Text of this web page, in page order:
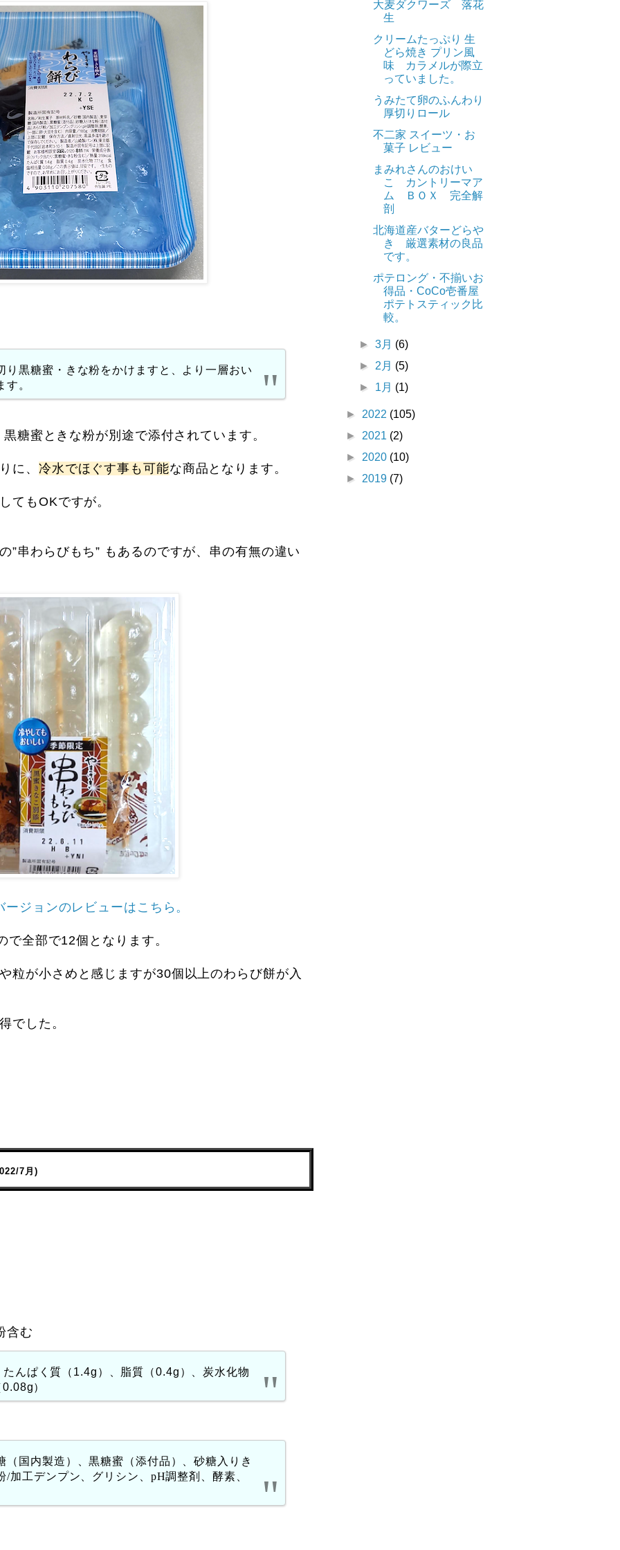
り黒糖蜜・きな粉をかけますと、より一層おい
。
糖蜜ときな粉が別途で添付されています。
に、 冷水でほぐす事も可能な商品となります。
てもOKですが。
”串わらびもち” もあるのですが、串の有無の違い
ージョンのレビューはこちら。
全部で12個となります。
粒が小さめと感じますが30個以上のわらび餅が入
でした。
7月)
含む
んぱく質（1.4g）、脂質（0.4g）、炭水化物
）
（国内製造）、黒糖蜜（添付品）、砂糖入りき
加工デンプン、グリシン、pH調整剤、酵素、
大麦ダクワーズ 落花
生
クリームたっぷり 生
どら焼き プリン風
味 カラメルが際立
っていました。
うみたて卵のふんわり
厚切りロール
不二家 スイーツ・お
菓子 レビュー
まみれさんのおけい
こ カントリーマア
ム ＢＯＸ 完全解
剖
北海道産バターどらや
き 厳選素材の良品
です。
ポテロング・不揃いお
得品・CoCo壱番屋
ポテトスティック比
較。
►3月 (6)
► 2月 (5)
► 1月 (1)
► 2022 (105)
► 2021 (2)
► 2020 (10)
► 2019 (7)